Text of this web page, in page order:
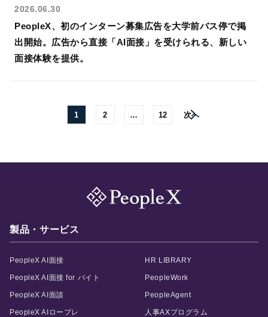
2026.06.30
PeopleX、初のインターン募集広告を大学前バス停で掲
出開始。広告から直接「AI面接」を受けられる、新しい
面接体験を提供。
1 2 … 12 次へ
製品・サービス
PeopleX AI面接 HR LIBRARY
PeopleX AI面接 for バイト PeopleWork
PeopleX AI面談 PeopleAgent
PeopleX AIロープレ 人事AXプログラム